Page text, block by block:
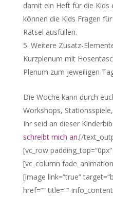
damit ein Heft für die Kids
können die Kids Fragen
Rätsel ausfüllen.
Weitere Zusatz-
Kurzplenum mit
Plenum zum jeweiligen
Die Woche kann durch
Workshops,
Ihr seid an dieser
schreibt mich an.[/
[vc_row
[vc_column
[image link=“true“
href=““ title=““